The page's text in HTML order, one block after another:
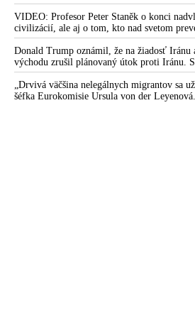
VIDEO: Profesor Peter Staněk o konci
civilizácií, ale aj o tom, kto nad svetom
Donald Trump oznámil, že na žiadosť Iránu
východu zrušil plánovaný útok proti Iránu.
medzitým varoval amerického prezidenta
konfliktu
„Drvivá väčšina nelegálnych migrantov sa
šéfka Eurokomisie Ursula von der